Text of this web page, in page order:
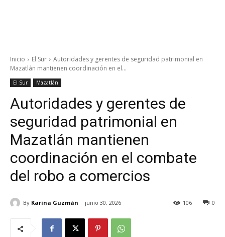
Inicio El Sur
Autoridades y gerentes de seguridad patrimonial en
Mazatlán mantienen coordinación en el...
El Sur Mazatlán
Autoridades y gerentes de
seguridad patrimonial en
Mazatlán mantienen
coordinación en el combate
del robo a comercios
By Karina Guzmán junio 30, 2026 0
106